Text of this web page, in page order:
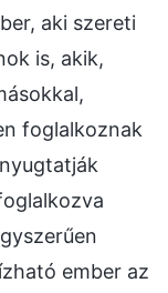
aki szereti
is, akik,
foglalkoznak
ember az